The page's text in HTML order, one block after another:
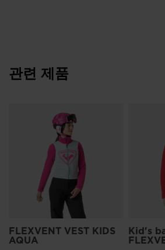
관련 제품
FLEXVENT VEST KIDS
AQUA
Kid's